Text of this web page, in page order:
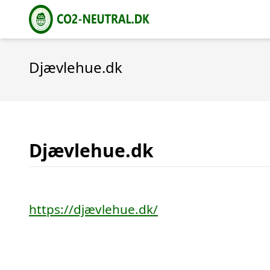
Djævlehue.dk
Djævlehue.dk
https://djævlehue.dk/